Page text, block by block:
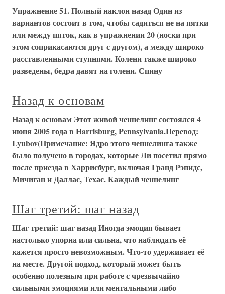
Упражнение 51. Полный наклон назад Один из
вариантов состоит в том, чтобы садиться не на пятки
или между пяток, как в упражнении 20 (носки при
этом соприкасаются друг с другом), а между широко
расставленными ступнями. Колени также широко
разведены, бедра давят на голени. Спину
Назад к основам
Назад к основам Этот живой ченнелинг состоялся 4
июня 2005 года в Harrisburg, Pennsylvania.Перевод:
Lyubov(Примечание: Ядро этого ченнелинга также
было получено в городах, которые Ли посетил прямо
после приезда в Харрисбург, включая Гранд Рэпидс,
Мичиган и Даллас, Техас. Каждый ченнелинг
Шаг третий: шаг назад
Шаг третий: шаг назад Иногда эмоция бывает
настолько упорна или сильна, что наблюдать её
кажется просто невозможным. Что-то удерживает её
на месте. Другой подход, который может быть
особенно полезным при работе с чрезвычайно
сильными эмоциями или ментальными либо